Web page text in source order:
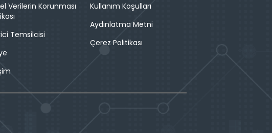
Verilerin Korunması
Temsilcisi
Kullanım Koşulları
Aydınlatma Metni
Çerez Politikası